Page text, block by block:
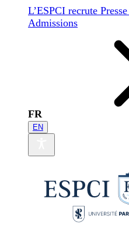
L’ESPCI recrute Presse
Admissions
FR
EN